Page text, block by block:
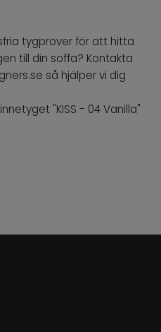
tygprover för att hitta
till din soffa? Kontakta
så hjälper vi dig
"KISS - 04 Vanilla"